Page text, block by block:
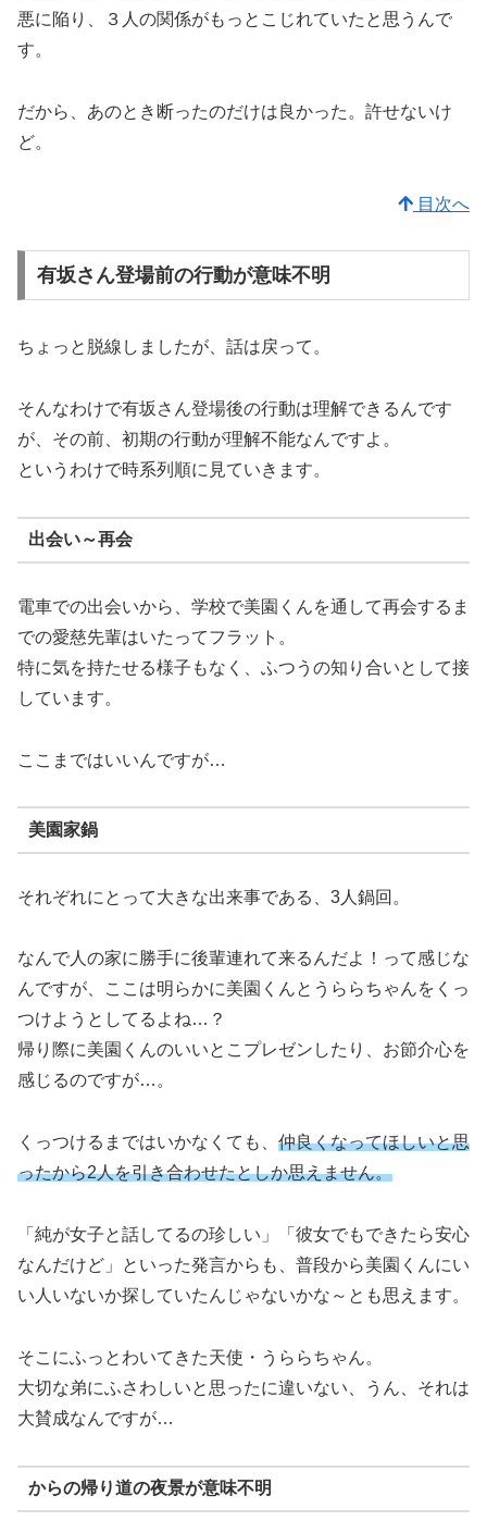
悪に陥り、３人の関係がもっとこじれていたと思うんで
す。
だから、あのとき断ったのだけは良かった。許せないけ
ど。
目次へ
有坂さん登場前の行動が意味不明
ちょっと脱線しましたが、話は戻って。
そんなわけで有坂さん登場後の行動は理解できるんです
が、その前、初期の行動が理解不能なんですよ。
というわけで時系列順に見ていきます。
出会い～再会
電車での出会いから、学校で美園くんを通して再会するま
での愛慈先輩はいたってフラット。
特に気を持たせる様子もなく、ふつうの知り合いとして接
しています。
ここまではいいんですが…
美園家鍋
それぞれにとって大きな出来事である、3人鍋回。
なんで人の家に勝手に後輩連れて来るんだよ！って感じな
んですが、ここは明らかに美園くんとうららちゃんをくっ
つけようとしてるよね…？
帰り際に美園くんのいいとこプレゼンしたり、お節介心を
感じるのですが…。
くっつけるまではいかなくても、 仲良くなってほしいと思
ったから2人を引き合わせたとしか思えません。
「純が女子と話してるの珍しい」「彼女でもできたら安心
なんだけど」といった発言からも、普段から美園くんにい
い人いないか探していたんじゃないかな～とも思えます。
そこにふっとわいてきた天使・うららちゃん。
大切な弟にふさわしいと思ったに違いない、うん、それは
大賛成なんですが…
からの帰り道の夜景が意味不明